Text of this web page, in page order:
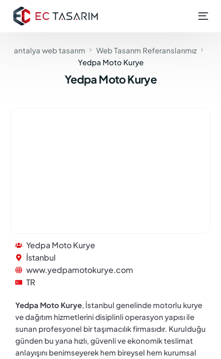
antalya web tasarım
Web Tasarım Referanslarımız
Yedpa Moto Kurye
Yedpa Moto Kurye
Yedpa Moto Kurye
İstanbul
www.yedpamotokurye.com
TR
Yedpa Moto Kurye, İstanbul genelinde motorlu kurye
ve dağıtım hizmetlerini disiplinli operasyon yapısı ile
sunan profesyonel bir taşımacılık firmasıdır. Kurulduğu
günden bu yana hızlı, güvenli ve ekonomik teslimat
anlayışını benimseyerek hem bireysel hem kurumsal